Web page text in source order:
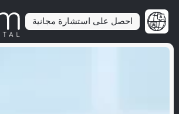
احصل على استشارة مجانية